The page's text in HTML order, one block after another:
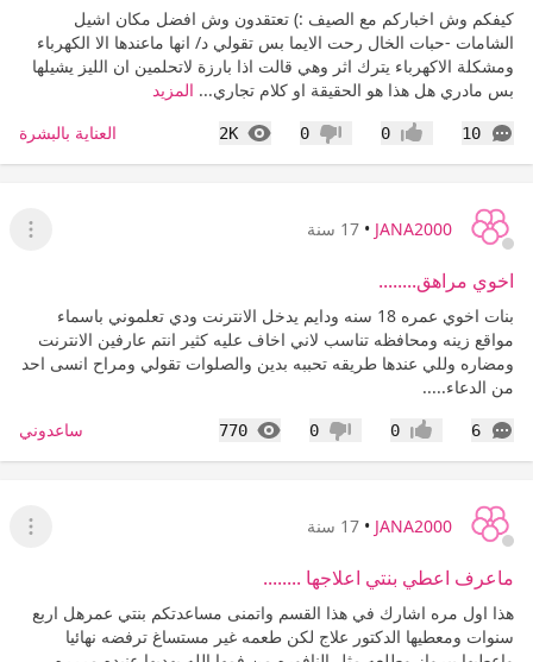
كيفكم وش اخباركم مع الصيف :) تعتقدون وش افضل مكان اشيل
الشامات -حبات الخال رحت الايما بس تقولي د/ انها ماعندها الا الكهرباء
ومشكلة الاكهرباء يترك اثر وهي قالت اذا بارزة لاتحلمين ان الليز يشيلها
بس مادري هل هذا هو الحقيقة او كلام تجاري... المزيد
10
التعليقات إعجاب0 عدم إعجاب
0
2K
المشاهدات العناية بالبشرة
JANA2000
• 17 سنة
عرض
اخوي مراهق........
بنات اخوي عمره 18 سنه ودايم يدخل الانترنت ودي تعلموني باسماء
مواقع زينه ومحافظه تناسب لاني اخاف عليه كثير انتم عارفين الانترنت
ومضاره وللي عندها طريقه تحببه بدين والصلوات تقولي ومراح انسى احد
من الدعاء.....
6
التعليقات إعجاب0 عدم إعجاب
0
770
المشاهدات ساعدوني
JANA2000
• 17 سنة
عرض
ماعرف اعطي بنتي اعلاجها ........
هذا اول مره اشارك في هذا القسم واتمنى مساعدتكم بنتي عمرهل اربع
سنوات ومعطيها الدكتور علاج لكن طعمه غير مستساغ ترفضه نهائيا